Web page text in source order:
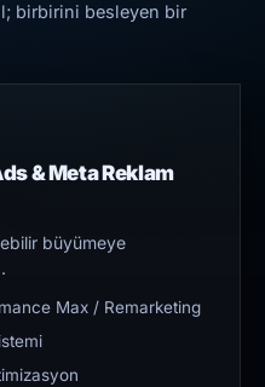
birbirini besleyen bir
& Meta Reklam
büyümeye
Max / Remarketing